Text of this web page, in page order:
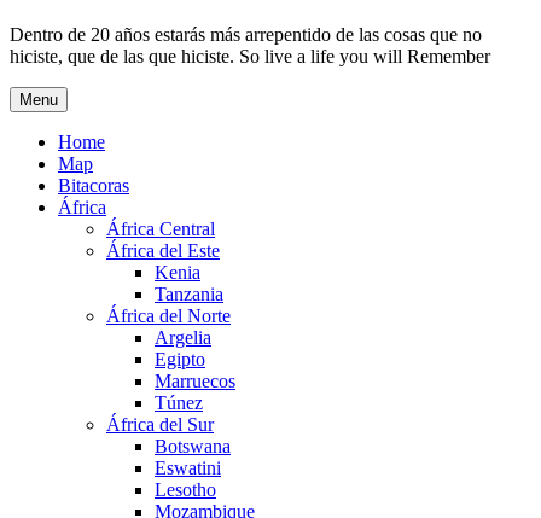
Dentro de 20 años estarás más arrepentido de las cosas que no
hiciste, que de las que hiciste. So live a life you will Remember
Menu
Home
Map
Bitacoras
África
África Central
África del Este
Kenia
Tanzania
África del Norte
Argelia
Egipto
Marruecos
Túnez
África del Sur
Botswana
Eswatini
Lesotho
Mozambique